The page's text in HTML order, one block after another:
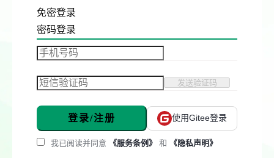
免密登录
密码登录
发送验证码
登录/注册 使用Gitee登录
我已阅读并同意 《服务条例》 和 《隐私声明》